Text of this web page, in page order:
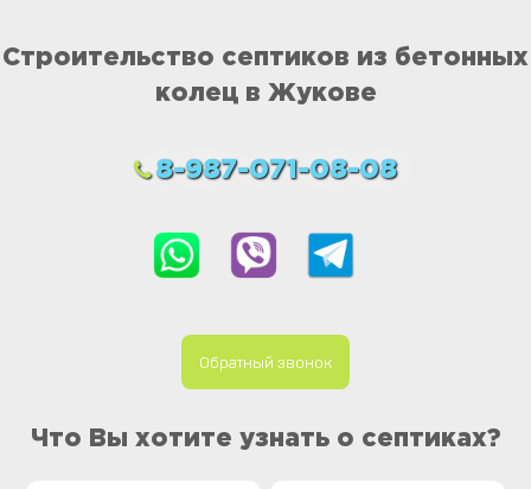
Строительство септиков из бетонных
колец в Жукове
8-987-071-08-08
Обратный звонок
Что Вы хотите узнать о септиках?